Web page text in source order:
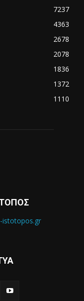
7237
4363
2678
2078
1836
1372
1110
istotopos.gr